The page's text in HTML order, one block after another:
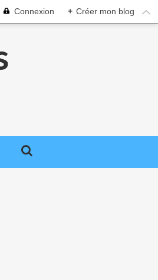
Connexion + Créer mon blog